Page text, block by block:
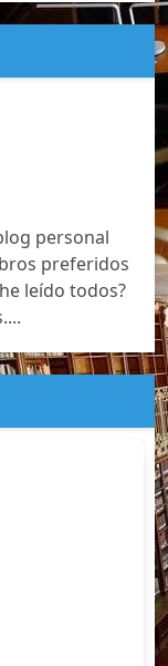
personal
preferidos
leído todos?